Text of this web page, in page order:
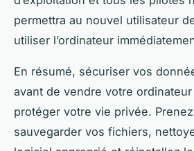
permettra au nouvel utilisateur
utiliser l’ordinateur
En résumé, sécuriser vos
avant de vendre votre
protéger votre vie privée.
sauvegarder vos fichiers,